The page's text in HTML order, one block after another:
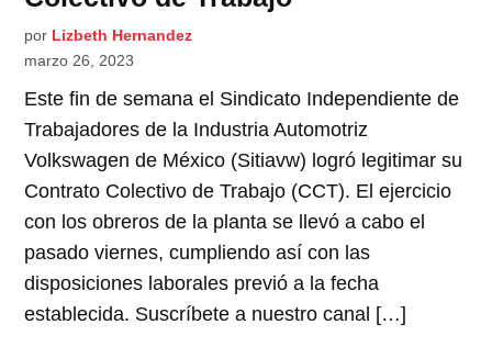
por Lizbeth Hernandez
marzo 26, 2023
Este fin de semana el Sindicato Independiente de
Trabajadores de la Industria Automotriz
Volkswagen de México (Sitiavw) logró legitimar su
Contrato Colectivo de Trabajo (CCT). El ejercicio
con los obreros de la planta se llevó a cabo el
pasado viernes, cumpliendo así con las
disposiciones laborales previó a la fecha
establecida. Suscríbete a nuestro canal […]